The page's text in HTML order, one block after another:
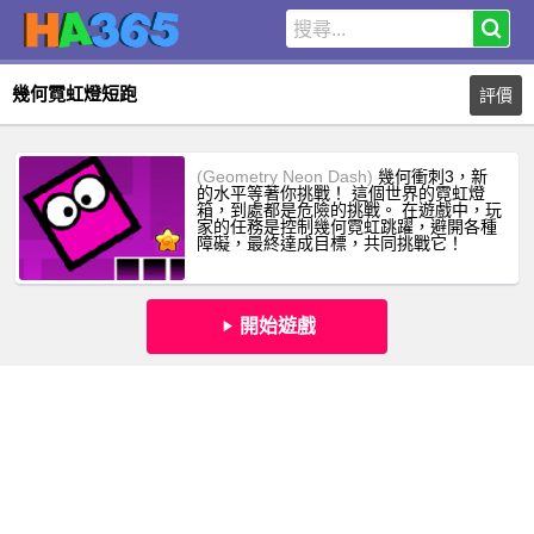
幾何霓虹燈短跑 評價
(Geometry Neon Dash) 幾何衝刺3，新
的水平等著你挑戰！ 這個世界的霓虹燈
箱，到處都是危險的挑戰。 在遊戲中，玩
家的任務是控制幾何霓虹跳躍，避開各種
障礙，最終達成目標，共同挑戰它！
開始遊戲